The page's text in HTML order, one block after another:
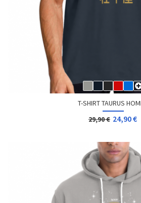
T-SHIRT TAURUS
29,90 € 24,90 €